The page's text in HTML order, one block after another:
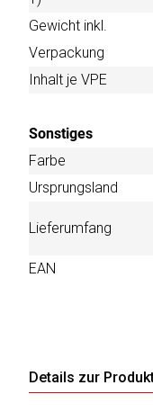
Gewicht inkl.
Verpackung
Inhalt je VPE
Sonstiges
Farbe
Ursprungsland
Lieferumfang
EAN
Details zur